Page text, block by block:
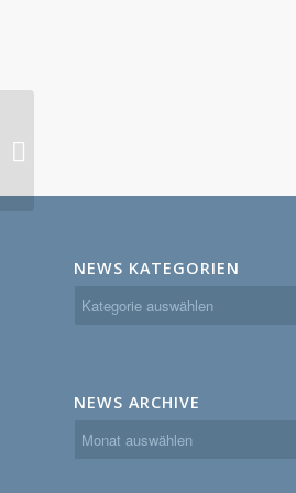
NEWS KATEGORIEN
Kategorien
NEWS ARCHIVE